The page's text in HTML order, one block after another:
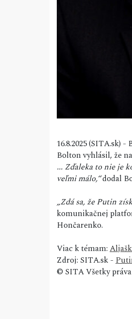
16.8.2025 (SITA.sk)
Bolton vyhlásil, že
... Zďaleka to nie je
veľmi málo,“dodal
„Zdá sa, že Putin
komunikačnej
Hončarenko.
Viac k témam:
Zdroj: SITA.sk -
© SITA Všetky